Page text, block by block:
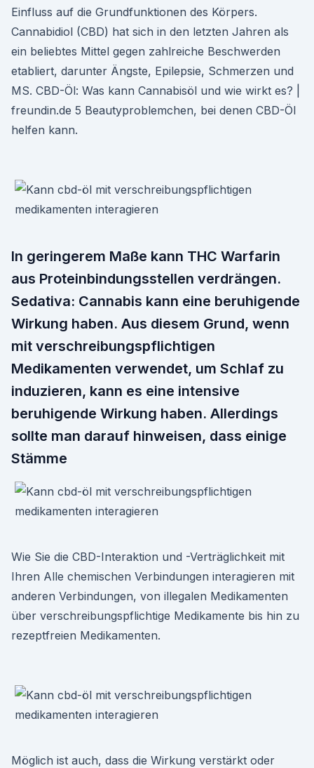
Einfluss auf die Grundfunktionen des Körpers.
Cannabidiol (CBD) hat sich in den letzten Jahren als
ein beliebtes Mittel gegen zahlreiche Beschwerden
etabliert, darunter Ängste, Epilepsie, Schmerzen und
MS. CBD-Öl: Was kann Cannabisöl und wie wirkt es? |
freundin.de 5 Beautyproblemchen, bei denen CBD-Öl
helfen kann.
In geringerem Maße kann THC Warfarin
aus Proteinbindungsstellen verdrängen.
Sedativa: Cannabis kann eine beruhigende
Wirkung haben. Aus diesem Grund, wenn
mit verschreibungspflichtigen
Medikamenten verwendet, um Schlaf zu
induzieren, kann es eine intensive
beruhigende Wirkung haben. Allerdings
sollte man darauf hinweisen, dass einige
Stämme
Wie Sie die CBD-Interaktion und -Verträglichkeit mit
Ihren Alle chemischen Verbindungen interagieren mit
anderen Verbindungen, von illegalen Medikamenten
über verschreibungspflichtige Medikamente bis hin zu
rezeptfreien Medikamenten.
Möglich ist auch, dass die Wirkung verstärkt oder